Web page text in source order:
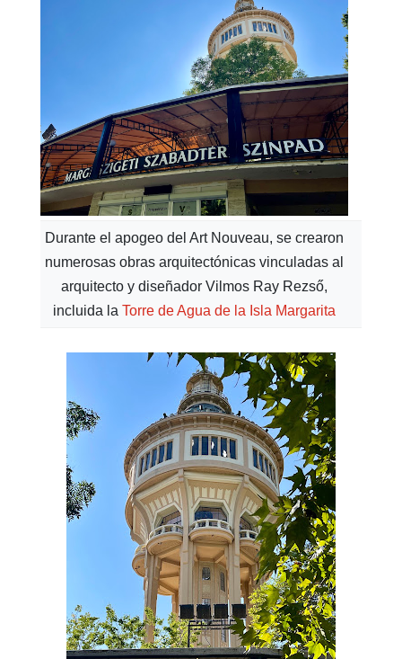
Durante el apogeo del Art Nouveau, se crearon
numerosas obras arquitectónicas vinculadas al
arquitecto y diseñador Vilmos Ray Rezső,
incluida la Torre de Agua de la Isla Margarita